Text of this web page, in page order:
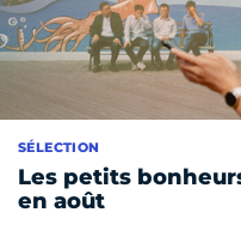
SÉLECTION
Les petits
en août